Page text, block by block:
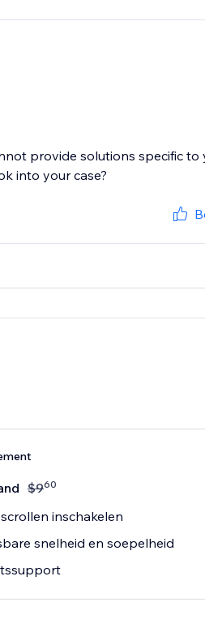
provide solutions specific to
into your case?
$960
inschakelen
snelheid en soepelheid